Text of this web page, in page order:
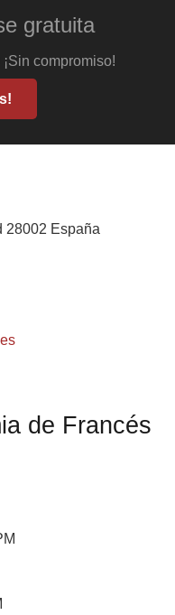
gratuita
¡Sin compromiso!
28002 España
de Francés